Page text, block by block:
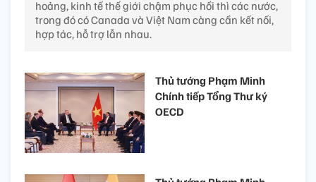
hoảng, kinh tế thế giới chậm phục hồi thì các nước,
trong đó có Canada và Việt Nam càng cần kết nối,
hợp tác, hỗ trợ lẫn nhau.
Thủ tướng Phạm Minh
Chính tiếp Tổng Thư ký
OECD